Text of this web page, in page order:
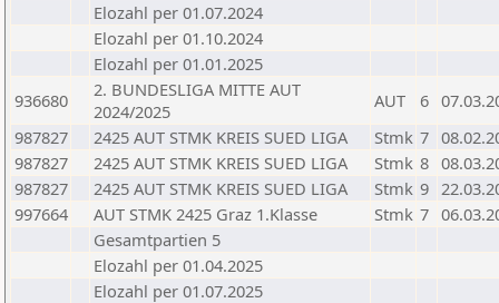
Elozahl per 01.07.2024
Elozahl per 01.10.2024
Elozahl per 01.01.2025
936680
2. BUNDESLIGA MITTE AUT
2024/2025
AUT 6
987827
2425 AUT STMK KREIS SUED LIGA Stmk 7
987827
2425 AUT STMK KREIS SUED LIGA Stmk 8
987827
2425 AUT STMK KREIS SUED LIGA Stmk 9
997664
AUT STMK 2425 Graz 1.Klasse Stmk 7
Gesamtpartien 5
Elozahl per 01.04.2025
Elozahl per 01.07.2025